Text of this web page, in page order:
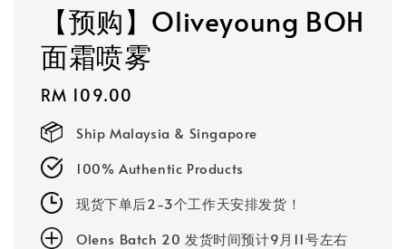
【预购】Oliveyoung BOH
面霜喷雾
Regular
price
RM 109.00
Ship Malaysia & Singapore
100% Authentic Products
现货下单后2-3个工作天安排发货！
Olens Batch 20 发货时间预计9月11号左右